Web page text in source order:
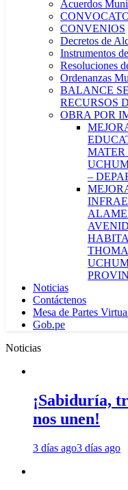
Acuerdos
CONVENIOS
Decretos de
Instrumentos
Resoluciones
Ordenanzas
BALANCE
RECURSOS
OBRA POR
MATER
–
Noticias
Contáctenos
Mesa de Partes
Gob.pe
Noticias
¡Sabiduría,
nos unen!
3 días ago3 días ago